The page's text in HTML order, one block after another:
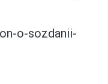
o-sozdanii-